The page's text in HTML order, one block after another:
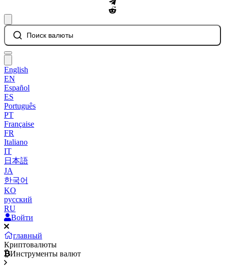
Поиск валюты
English
EN
Español
ES
Português
PT
Française
FR
Italiano
IT
日本語
JA
한국어
KO
русский
RU
Войти
главный
Криптовалюты
Инструменты валют